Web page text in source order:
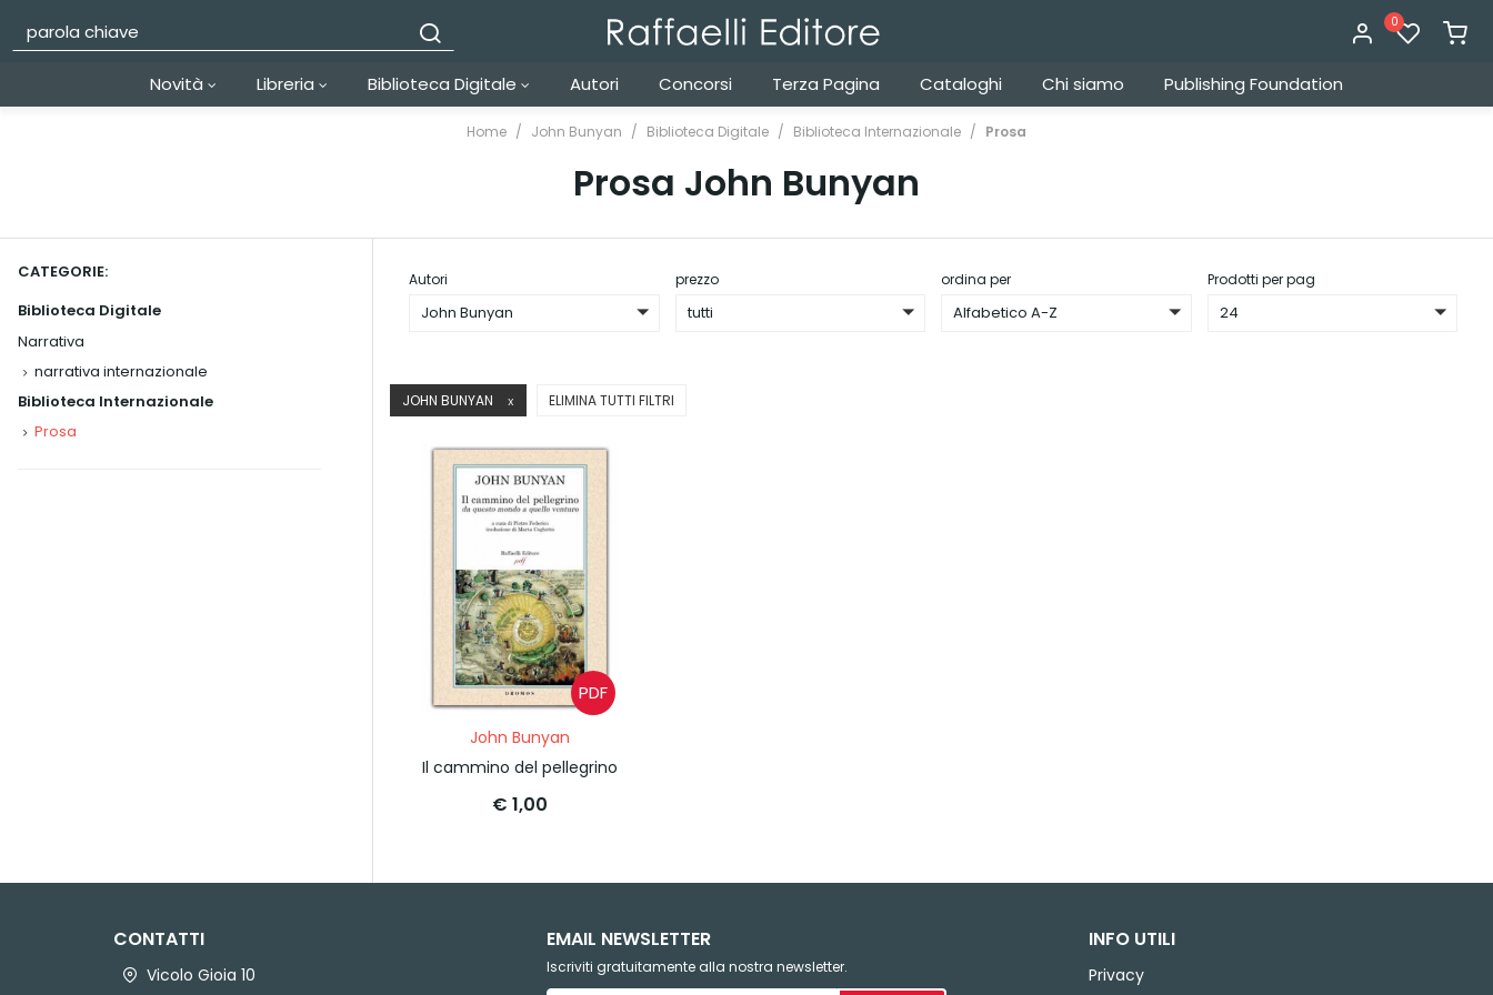
0
Novità Libreria Biblioteca Digitale Autori Concorsi Terza Pagina Cataloghi Chi siamo Publishing Foundation
Home John Bunyan Biblioteca Digitale Biblioteca Internazionale Prosa
Prosa John Bunyan
CATEGORIE:
Biblioteca Digitale
Narrativa
narrativa internazionale
Biblioteca Internazionale
Prosa
Autori
John Bunyan
prezzo
tutti
ordina per
Alfabetico A-Z
Prodotti per pag
24
JOHN BUNYAN X ELIMINA TUTTI FILTRI
PDF
John Bunyan
Il cammino del pellegrino
€ 1,00
CONTATTI
Vicolo Gioia 10
EMAIL NEWSLETTER
Iscriviti gratuitamente alla nostra newsletter.
INFO UTILI
Privacy